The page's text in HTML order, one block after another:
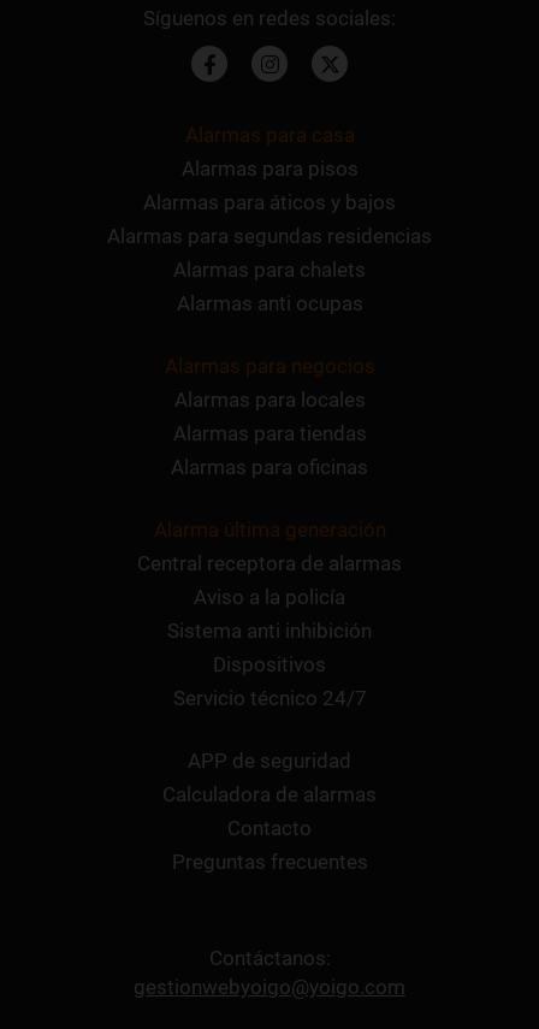
Alarmas para casa
Alarmas para pisos
Alarmas para áticos y bajos
Alarmas para segundas residencias
Alarmas para chalets
Alarmas anti ocupas
Alarmas para negocios
Alarmas para locales
Alarmas para tiendas
Alarmas para oficinas
Alarma última generación
Central receptora de alarmas
Aviso a la policía
Sistema anti inhibición
Dispositivos
Servicio técnico 24/7
APP de seguridad
Calculadora de alarmas
Contacto
Preguntas frecuentes
Contáctanos:
gestionwebyoigo@yoigo.com